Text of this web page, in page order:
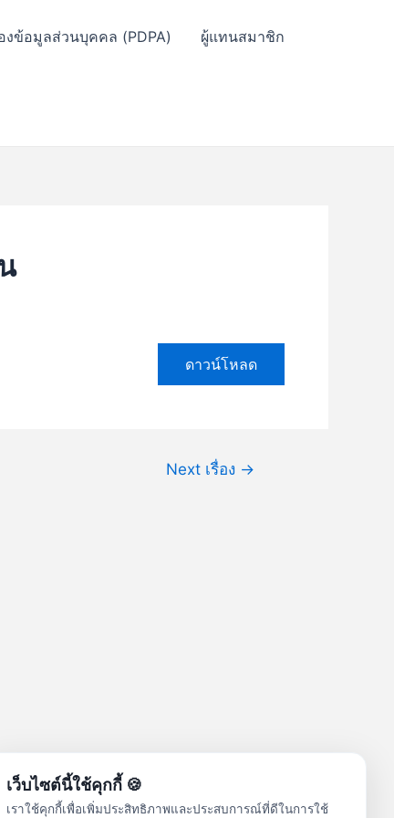
งข้อมูลส่วนบุคคล (PDPA) ผู้แทนสมาชิก
ดาวน์โหลด
Next เรื่อง →
เว็บไซต์นี้ใช้คุกกี้ 🍪
เราใช้คุกกี้เพื่อเพิ่มประสิทธิภาพและประสบการณ์ที่ดีในการใช้